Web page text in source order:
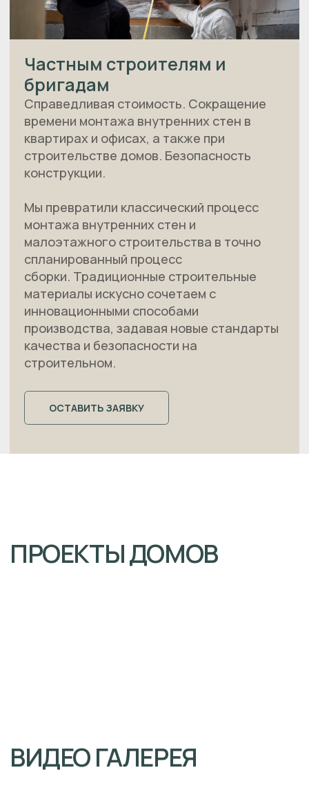
Политика конфиденциальности
ОТДЕЛ ПРОДАЖ
+7-925-425-57-18
INTELSTROI25@YANDEX.RU
г. Москва, улица Осенний бульвар, д. 8а
ПРОЕКТЫ ДОМОВ
МЕГАБЛОКИ
ВЫСОТЫ И ДЛИНЫ
ПЛИТЫ ПЕРЕКРЫТИЯ
МЕЖКОМНАТНЫЕ
ПЕРЕГОРОДКИ
КОМПАНИЯ
ПРОЕКТИРОВАНИЕ
КОНТАКТЫ